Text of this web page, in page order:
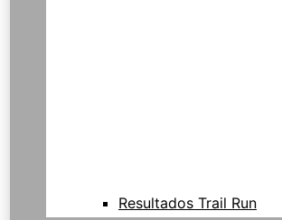
Resultados Trail Run